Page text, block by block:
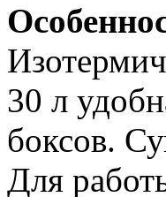
30 л
боксов.
Для